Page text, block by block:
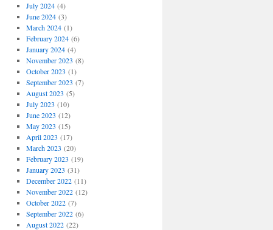
July 2024(4)
June 2024(3)
March 2024(1)
February 2024(6)
January 2024(4)
November 2023 (8)
October 2023 (1)
September 2023 (7)
August 2023 (5)
July 2023 (10)
June 2023 (12)
May 2023 (15)
April 2023 (17)
March 2023 (20)
February 2023 (19)
January 2023 (31)
December 2022(11)
November 2022(12)
October 2022(7)
September 2022(6)
August 2022(22)